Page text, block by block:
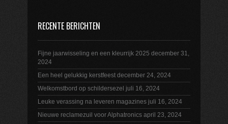
RECENTE BERICHTEN
Fijne jaarwisseling en een kleurrijk 2025 december 31,
2024
Een heel gelukkig kerstfeest december 24, 2024
Welkomstbord op schildersezel juli 16, 2024
Leuke verassing na leveren magazines juli 16, 2024
Nieuwe reclamezuil voor Alphatronics april 23, 2024